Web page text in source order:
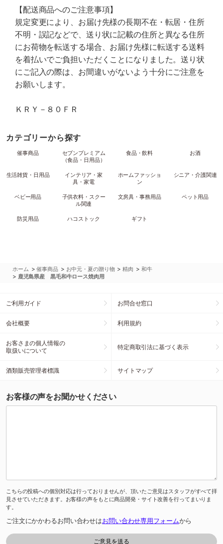
【配送商品へのご注意事項】
規定変更により、お届け先様の長期不在・転居・住所
不明・誤記などで、送り状に記載の住所と異なる住所
にお荷物を転送する場合、お届け先様に転送する送料
を着払いでご負担いただくことになりました。送り状
にご記入の際は、お間違いがないよう十分にご注意を
お願いします。
ＫＲＹ－８０ＦＲ
カテゴリーから探す
催事商品
セブンプレミアム
（食品・日用品）
食品・飲料 お酒
生活雑貨・日用品
インテリア・家
具・家電
ホームファッショ
ン
シニア・介護関連
ベビー用品
子供衣料・スクー
ル関連
文房具・事務用品 ペット用品
防災用品 ハコストック ギフト
ホーム >催事商品 > お中元・夏の贈り物 >精肉 > 和牛
> 鹿児島県産 黒毛和牛ロース焼肉用
ご利用ガイド お問合せ窓口
会社概要 利用規約
お客さまの個人情報の
取扱いについて
特定商取引法に基づく表示
酒類販売管理者標識 サイトマップ
お客様の声をお聞かせください
こちらの投稿への個別対応は行っておりませんが、頂いたご意見はスタッフがすべて拝
見させていただきます。お客様の声をもとに商品開発・サイト改善を行ってまいりま
す。
ご注文にかかわるお問い合わせはお問い合わせ専用フォームから